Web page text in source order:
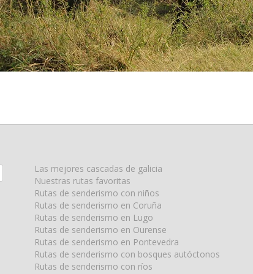
Las mejores cascadas de galicia
Nuestras rutas favoritas
Rutas de senderismo con niños
Rutas de senderismo en Coruña
Rutas de senderismo en Lugo
Rutas de senderismo en Ourense
Rutas de senderismo en Pontevedra
Rutas de senderismo con bosques autóctonos
Rutas de senderismo con ríos